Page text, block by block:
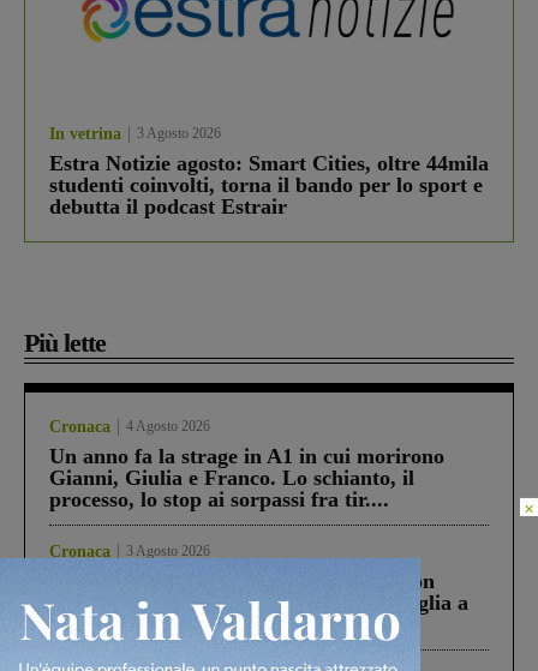
In vetrina 3 Agosto 2026
Estra Notizie agosto: Smart Cities, oltre 44mila
studenti coinvolti, torna il bando per lo sport e
debutta il podcast Estrair
Più lette
Cronaca 4 Agosto 2026
Un anno fa la strage in A1 in cui morirono
Gianni, Giulia e Franco. Lo schianto, il
processo, lo stop ai sorpassi fra tir....
Cronaca 3 Agosto 2026
Scomparso da una struttura di Castiglion
Fiorentino l’uomo che aveva ucciso la figlia a
Levane nel 2020
×